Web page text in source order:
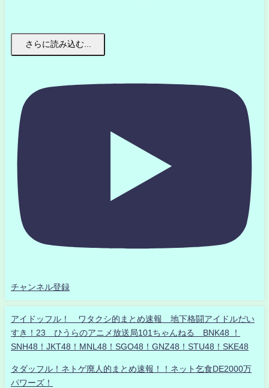
さらに読み込む...
チャンネル登録
アイドッフル！ ワタクシ的まとめ速報 地下格闘アイドルだい
すき！23 ひうらのアニメ放送局101ちゃんねる BNK48 ！
SNH48！JKT48！MNL48！SGO48！GNZ48！STU48！SKE48
タダッフル！ネトゲ廃人的まとめ速報！！ネット乞食DE2000万
パワーズ！